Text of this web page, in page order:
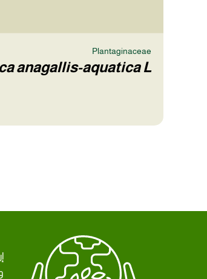
Plantaginaceae
anagallis-aquatica L.